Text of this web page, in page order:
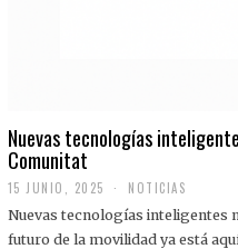
Nuevas tecnologías
Comunitat
15 JUNIO, 2025 NOTICIAS
Nuevas tecnologías inteligentes
futuro de la movilidad ya está